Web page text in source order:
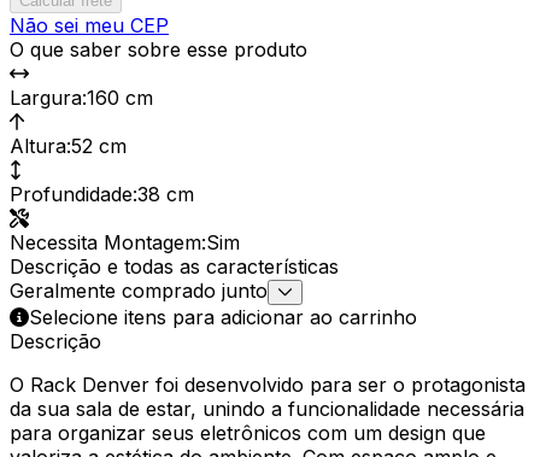
Não sei meu CEP
O que saber sobre esse produto
Largura:160 cm
Altura:52 cm
Profundidade:38 cm
Necessita Montagem:Sim
Descrição e todas as características
Geralmente comprado junto
Selecione itens para adicionar ao carrinho
Descrição
O Rack Denver foi desenvolvido para ser o protagonista
da sua sala de estar, unindo a funcionalidade necessária
para organizar seus eletrônicos com um design que